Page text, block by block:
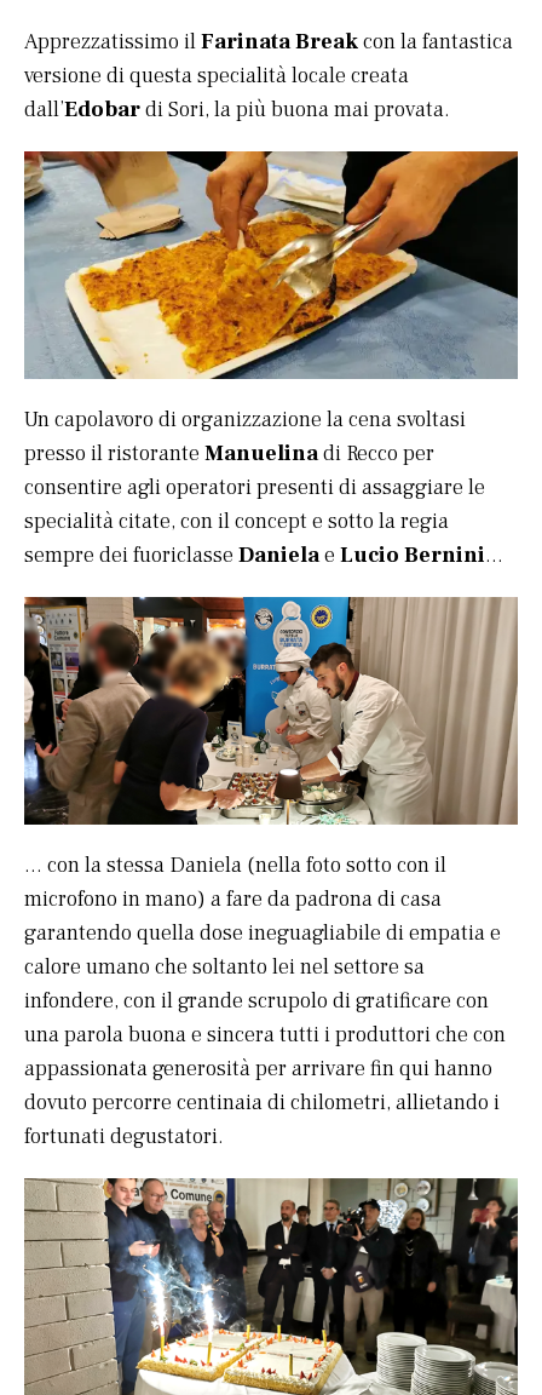
Apprezzatissimo ilFarinata Breakcon la fantastica
versione di questa specialità locale creata
dall’Edobardi Sori, la più buona mai provata.
Un capolavoro di organizzazione la cena svoltasi
presso il ristorante Manuelinadi Recco per
consentire agli operatori presenti di assaggiare le
specialità citate, con il concept e sotto la regia
sempre dei fuoriclasse Danielae Lucio Bernini…
… con la stessa Daniela (nella foto sotto con il
microfono in mano) a fare da padrona di casa
garantendo quella dose ineguagliabile di empatia e
calore umano che soltanto lei nel settore sa
infondere, con il grande scrupolo di gratificare con
una parola buona e sincera tutti i produttori che con
appassionata generosità per arrivare fin qui hanno
dovuto percorre centinaia di chilometri, allietando i
fortunati degustatori.